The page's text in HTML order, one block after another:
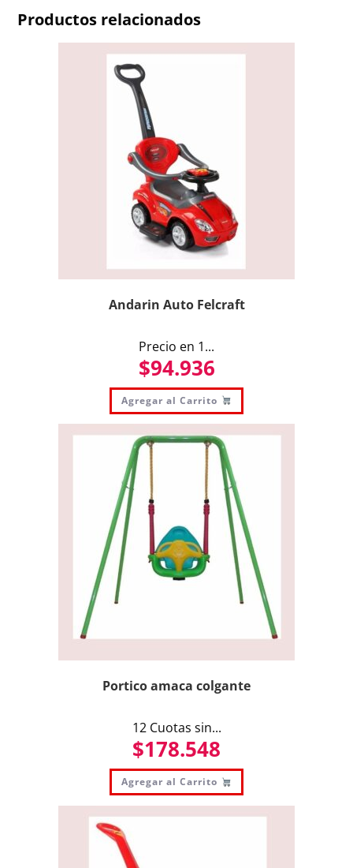
Productos relacionados
Andarin Auto Felcraft
Precio en 1...
$94.936
Agregar al Carrito
Portico amaca colgante
12 Cuotas sin...
$178.548
Agregar al Carrito